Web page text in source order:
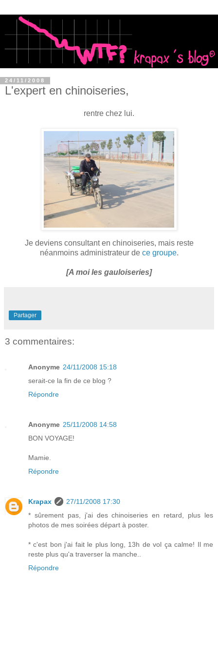
24/11/2008
L'expert en chinoiseries,
rentre chez lui.
Je deviens consultant en chinoiseries, mais reste
néanmoins administrateur de ce groupe.
[A moi les gauloiseries]
Partager
3 commentaires:
Anonyme 24/11/2008 15:18
serait-ce la fin de ce blog ?
Répondre
Anonyme 25/11/2008 14:58
BON VOYAGE!
Mamie.
Répondre
Krapax
27/11/2008 17:30
* sûrement pas, j'ai des chinoiseries en retard, plus les
photos de mes soirées départ à poster.
* c'est bon j'ai fait le plus long, 13h de vol ça calme! Il me
reste plus qu'a traverser la manche..
Répondre